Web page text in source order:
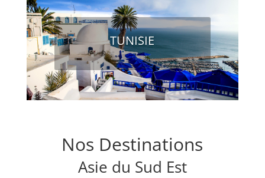
TUNISIE
Nos Destinations
Asie du Sud Est